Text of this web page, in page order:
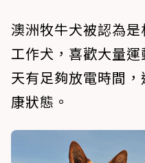
澳洲牧牛犬被認為
工作犬，喜歡大量
天有足夠放電時間
康狀態。